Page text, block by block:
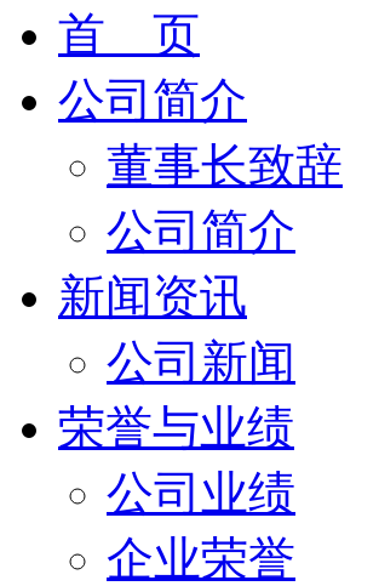
首 页
公司简介
董事长致辞
公司简介
新闻资讯
公司新闻
荣誉与业绩
公司业绩
企业荣誉